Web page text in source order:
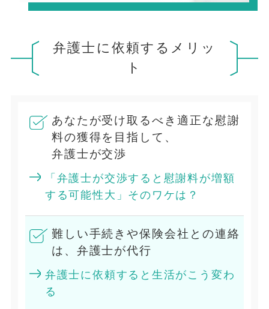
弁護士に依頼するメリッ
ト
あなたが受け取るべき適正な慰謝
料の獲得を目指して、
弁護士が交渉
「弁護士が交渉すると慰謝料が増額
する可能性大」そのワケは？
難しい手続きや保険会社との連絡
は、弁護士が代行
弁護士に依頼すると生活がこう変わ
る